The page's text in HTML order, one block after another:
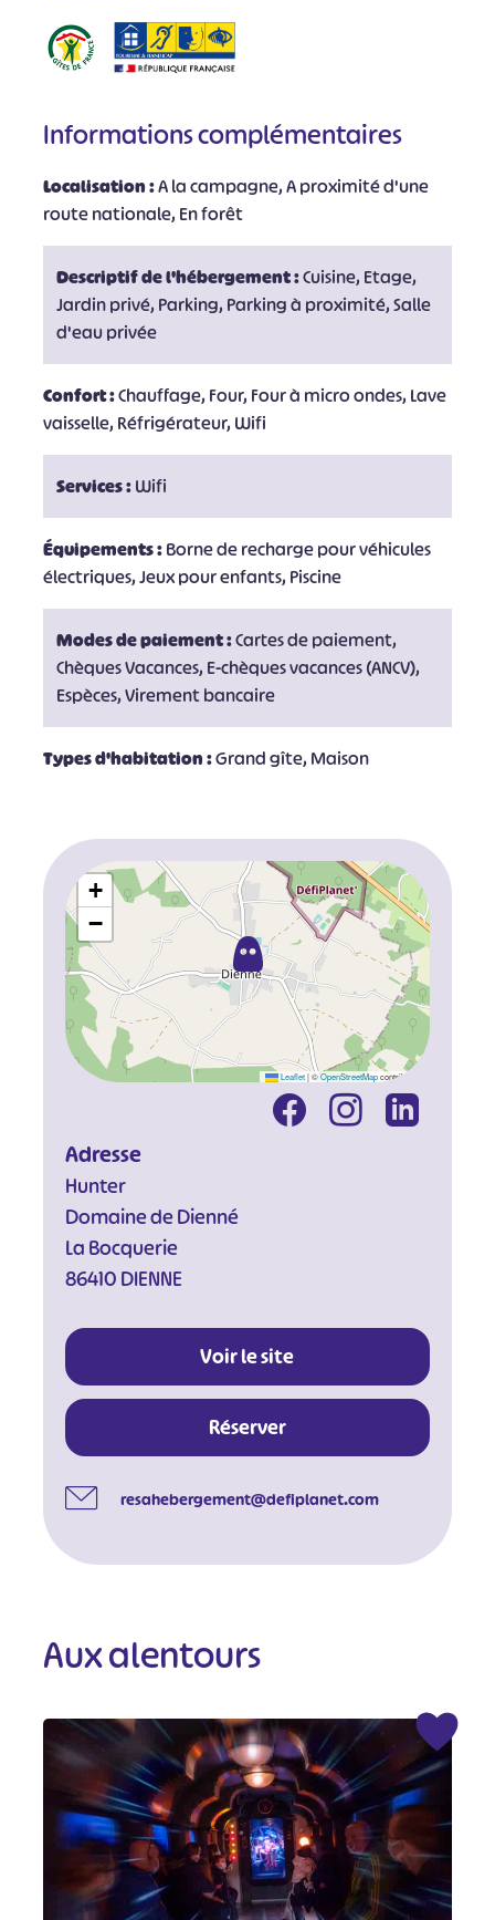
Informations complémentaires
Localisation :A la campagne, A proximité d'une
route nationale, En forêt
Descriptif de l'hébergement :Cuisine, Etage,
Jardin privé, Parking, Parking à proximité, Salle
d'eau privée
Confort :Chauffage, Four, Four à micro ondes, Lave
vaisselle, Réfrigérateur, Wifi
Services :Wifi
Équipements :Borne de recharge pour véhicules
électriques, Jeux pour enfants, Piscine
Modes de paiement :Cartes de paiement,
Chèques Vacances, E-chèques vacances (ANCV),
Espèces, Virement bancaire
Types d'habitation :Grand gîte, Maison
+
−
Leaflet |©OpenStreetMapcontributors
Adresse
Hunter
Domaine de Dienné
La Bocquerie
86410 DIENNE
Voir le site
Réserver
resahebergement@defiplanet.com
Aux alentours